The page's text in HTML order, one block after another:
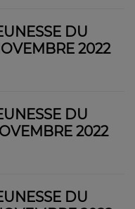
DU
2022
DU
2022
DU